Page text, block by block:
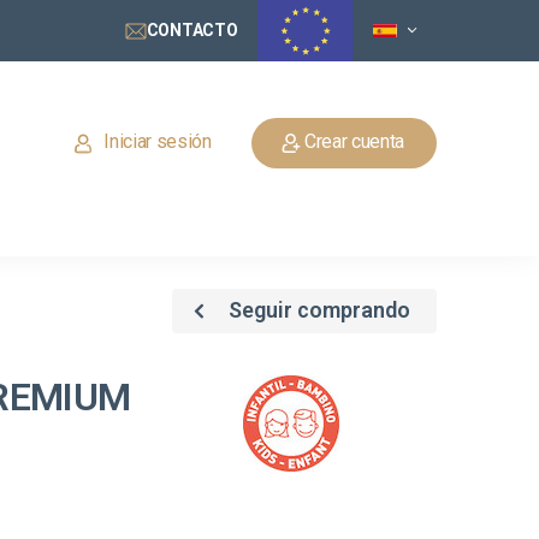
CONTACTO
Iniciar sesión Crear cuenta
Seguir comprando